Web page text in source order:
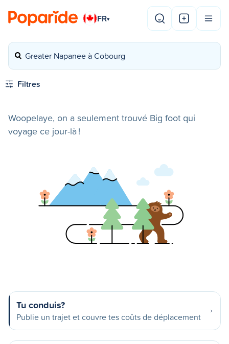
FR▾
Greater Napanee à Cobourg
Filtres
Woopelaye, on a seulement trouvé Big foot qui
voyage ce jour-là !
Tu conduis?
Publie un trajet et couvre tes coûts de déplacement